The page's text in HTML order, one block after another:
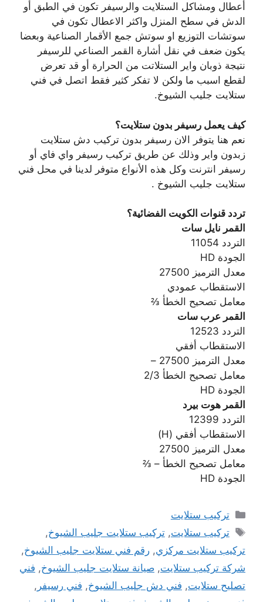
أعطال ومشاكل الستلايت والرسيفر تكون في الطبق أو
الدش في سطح المنزل واكثر الاعطال تكون في
سوتشات التوزيع او سوتش جمع الأقمار الصناعية وبعضا
يكون ضعف في نقل أشارة القمر الصناعي للرسيفر
نتيجة ذوبان واير الستلاتت من الحرارة أو قد تعرض
لقطع اسبب ما ولكن لا تفكر كثير فقط اتصل في فني
ستلايت جليب الشيوخ.
كيف يعمل رسيفر بدون ستلايت؟
نعم هنا يتوفر الان رسيفر بدون تركيب دش ستلايت
زبدون واير وذلك عن طريق تركيب رسيفر واي فاي أو
رسيفر انترنت وكل هذه الأنواع متوفر لدينا في محل فني
ستلايت جليب الشيوخ .
تردد قنوات الكويت الفضائية؟
القمر نايل سات
التردد 11054
الجودة HD
معدل الترميز 27500
الاستقطاب عمودي
معامل تصحيح الخطأ ⅔
القمر عرب سات
التردد 12523
الاستقطاب أفقي
معدل الترميز 27500 –
معامل تصحيح الخطأ 2/3
الجودة HD
القمر هوت بيرد
التردد 12399
الاستقطاب أفقي (H)
معدل الترميز 27500
معامل تصحيح الخطأ – ⅔
الجودة HD
التصنيفات
تركيب ستلايت
الوسوم
تركيب ستلايت,تركيب ستلايت جليب الشيوخ,
تركيب ستلايت مركزي, رقم فني ستلايت جليب الشيوخ,
شركة تركيب ستلايت, صيانة ستلايت جليب الشيوخ, فني
تصليح ستلايت, فني دش جليب الشيوخ, فني رسيفر ,